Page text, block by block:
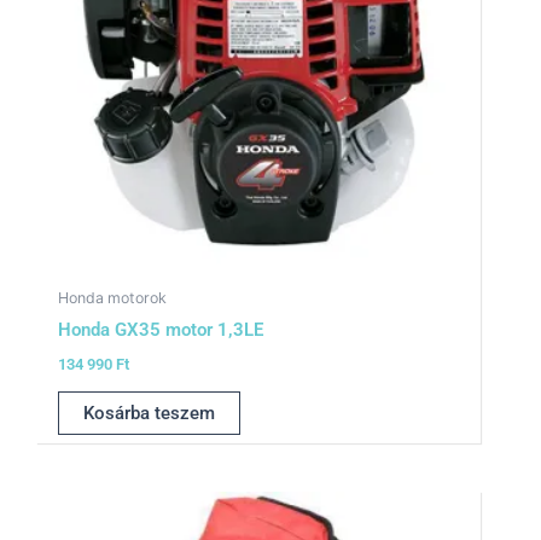
Honda motorok
Honda GX35 motor 1,3LE
134 990 Ft
Kosárba teszem